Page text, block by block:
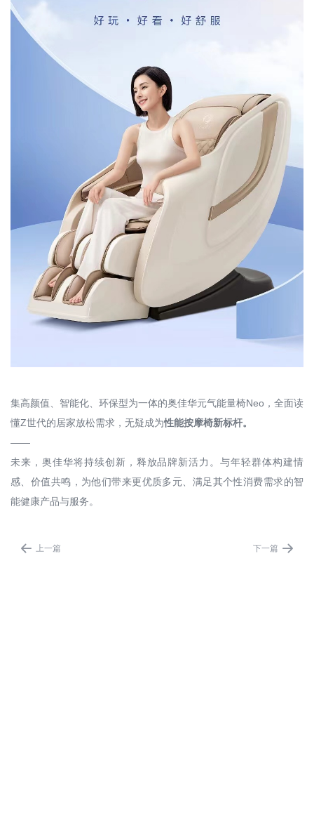
集高颜值、智能化、环保型为一体的奥佳华元气能量椅Neo，全面读
懂Z世代的居家放松需求，无疑成为性能按摩椅新标杆。
——
未来，奥佳华将持续创新，释放品牌新活力。与年轻群体构建情
感、价值共鸣，为他们带来更优质多元、满足其个性消费需求的智
能健康产品与服务。
 上一篇 下一篇 